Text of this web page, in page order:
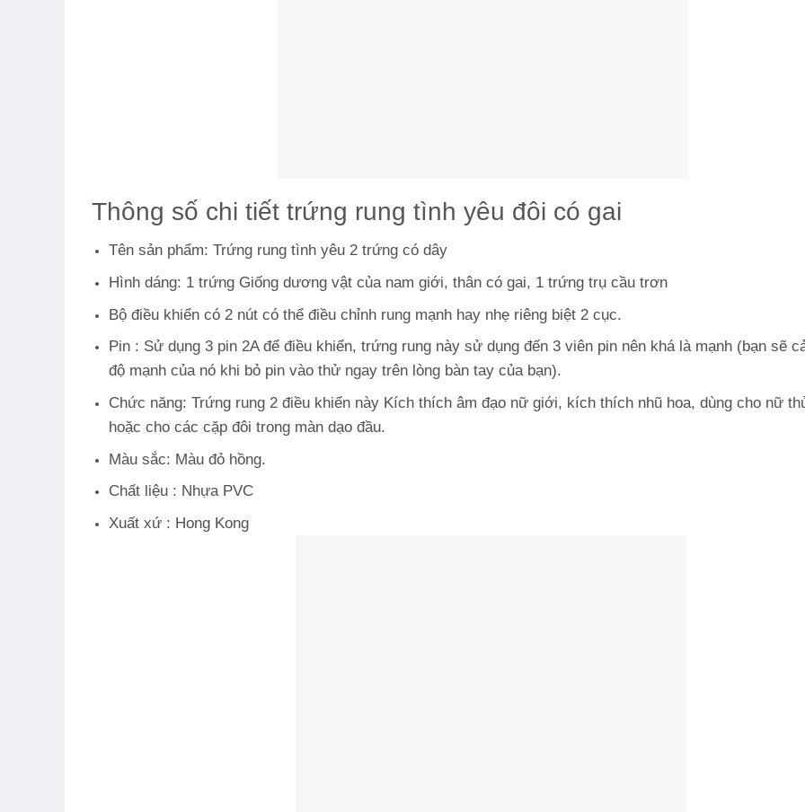
Thông số chi tiết trứng rung tình yêu đôi có gai
Tên sản phẩm: Trứng rung tình yêu 2 trứng có dây
Hình dáng: 1 trứng Giống dương vật của nam giới, thân có gai, 1 trứng trụ cầu trơn
Bộ điều khiển có 2 nút có thể điều chỉnh rung mạnh hay nhẹ riêng biệt 2 cục.
Pin : Sử dụng 3 pin 2A để điều khiển, trứng rung này sử dụng đến 3 viên pin nên khá là mạnh (bạn sẽ
độ mạnh của nó khi bỏ pin vào thử ngay trên lòng bàn tay của bạn).
Chức năng: Trứng rung 2 điều khiển này Kích thích âm đạo nữ giới, kích thích nhũ hoa, dùng cho nữ
hoặc cho các cặp đôi trong màn dạo đầu.
Màu sắc: Màu đỏ hồng.
Chất liệu : Nhựa PVC
Xuất xứ : Hong Kong